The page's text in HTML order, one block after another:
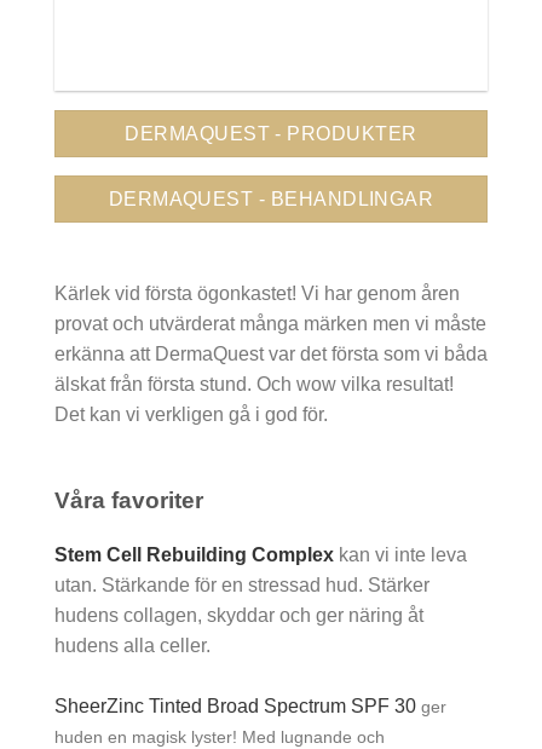
DERMAQUEST - PRODUKTER
DERMAQUEST - BEHANDLINGAR
Kärlek vid första ögonkastet! Vi har genom åren
provat och utvärderat många märken men vi måste
erkänna att DermaQuest var det första som vi båda
älskat från första stund. Och wow vilka resultat!
Det kan vi verkligen gå i god för.
Våra favoriter
Stem Cell Rebuilding Complex kan vi inte leva
utan. Stärkande för en stressad hud. Stärker
hudens collagen, skyddar och ger näring åt
hudens alla celler.
SheerZinc Tinted Broad Spectrum SPF 30 ger
huden en magisk lyster! Med lugnande och